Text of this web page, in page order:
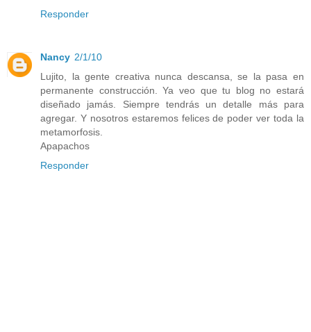
Responder
Nancy 2/1/10
Lujito, la gente creativa nunca descansa, se la pasa en
permanente construcción. Ya veo que tu blog no estará
diseñado jamás. Siempre tendrás un detalle más para
agregar. Y nosotros estaremos felices de poder ver toda la
metamorfosis.
Apapachos
Responder